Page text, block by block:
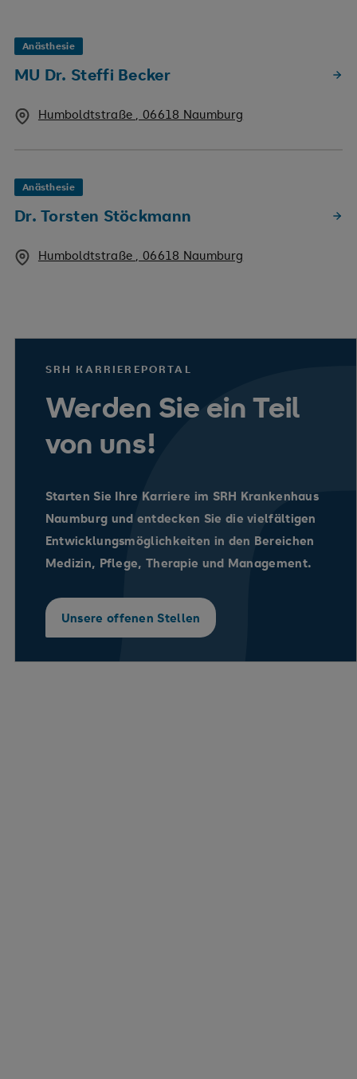
Anästhesie
MU Dr. Steffi Becker
Humboldtstraße , 06618 Naumburg
Anästhesie
Dr. Torsten Stöckmann
Humboldtstraße , 06618 Naumburg
SRH KARRIEREPORTAL
Werden Sie ein Teil
von uns!
Starten Sie Ihre Karriere im SRH Krankenhaus
Naumburg und entdecken Sie die vielfältigen
Entwicklungsmöglichkeiten in den Bereichen
Medizin, Pflege, Therapie und Management.
Unsere offenen Stellen